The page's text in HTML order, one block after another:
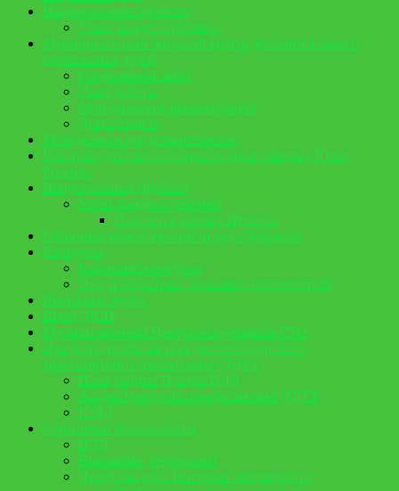
Национальные проекты
Успех каждого ребенка
Муниципальный опорный Центр дополнительного
образования детей
Социальный заказ
План работы
Методические рекомендации
Деятельность
Молодежное представительство
Районная детская пионерская организация «Юная
Россия»
Национальные проекты
Успех каждого ребенка
Новости в рамках Проекта
Районный волонтерский отряд «Добряне»
Конкурсы
Районные конкурсы
Итоги областных массовых мероприятий
Школьные музеи
Штаб ДЮП
Муниципальный Центр тестирования ГТО
Центр по профилактике детского дорожно-
транспортного травматизма (ДДТТ)
План работы Центра ПДД
Акции Центра по профилактике ДДТТ
ЮИД
Странички безопасности
ПДД
Внимание, терроризм!
Профилактика Интернет-зависимости